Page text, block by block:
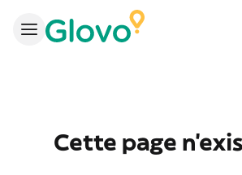
Cette page